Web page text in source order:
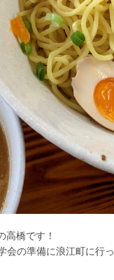
高橋です！
の準備に浪江町に行